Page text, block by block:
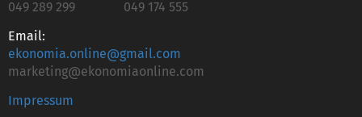
049 289 299
049 174 555
Email:
ekonomia.online@gmail.com
marketing@ekonomiaonline.com
Impressum